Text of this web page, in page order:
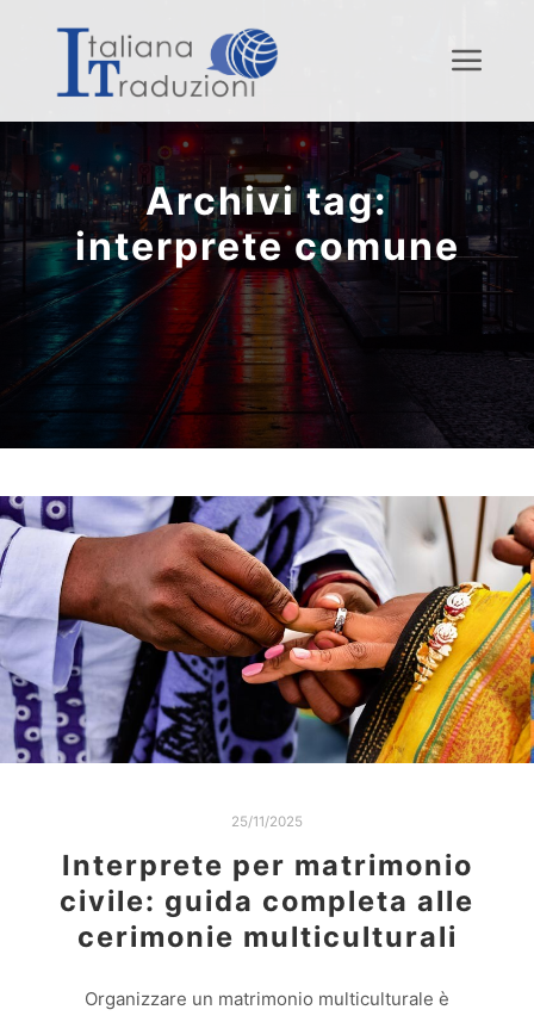
Archivi tag:
interprete comune
25/11/2025
Interprete per matrimonio
civile: guida completa alle
cerimonie multiculturali
Organizzare un matrimonio multiculturale è